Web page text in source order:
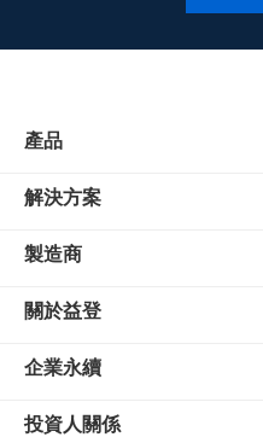
產品
解決方案
製造商
關於益登
企業永續
投資人關係